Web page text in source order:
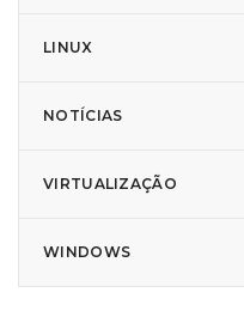
LINUX
NOTÍCIAS
VIRTUALIZAÇÃO
WINDOWS